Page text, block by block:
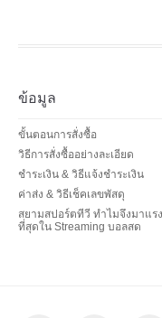
ข้อมูล
ขั้นตอนการสั่งซื้อ
วิธีการสั่งซื้ออย่างละเอียด
ชำระเงิน & วิธีแจ้งชำระเงิน
ค่าส่ง & วิธีเช็คเลขพัสดุ
สยามสปอร์ตทีวี ทำไมจึงมาแรง
ที่สุดใน Streaming บอลสด